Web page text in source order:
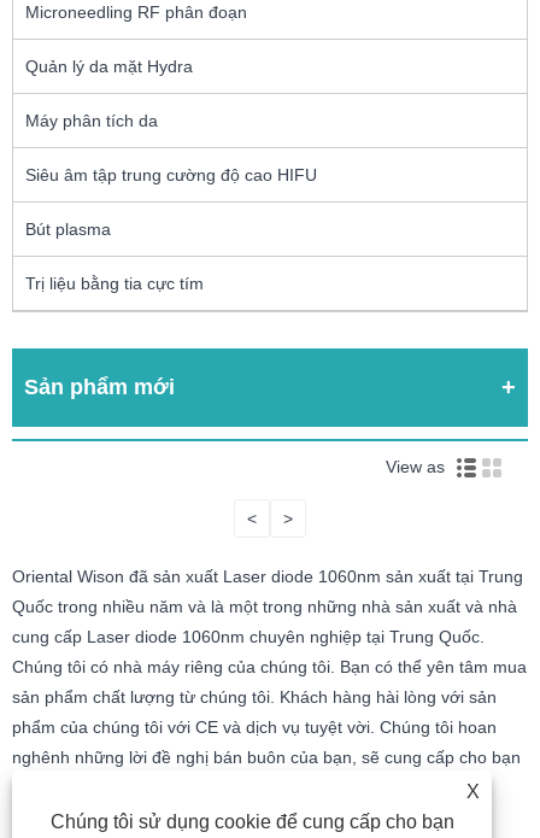
Microneedling RF phân đoạn
Quản lý da mặt Hydra
Máy phân tích da
Siêu âm tập trung cường độ cao HIFU
Bút plasma
Trị liệu bằng tia cực tím
Sản phẩm mới
View as
< >
Oriental Wison đã sản xuất Laser diode 1060nm sản xuất tại Trung
Quốc trong nhiều năm và là một trong những nhà sản xuất và nhà
cung cấp Laser diode 1060nm chuyên nghiệp tại Trung Quốc.
Chúng tôi có nhà máy riêng của chúng tôi. Bạn có thể yên tâm mua
sản phẩm chất lượng từ chúng tôi. Khách hàng hài lòng với sản
phẩm của chúng tôi với CE và dịch vụ tuyệt vời. Chúng tôi hoan
nghênh những lời đề nghị bán buôn của bạn, sẽ cung cấp cho bạn
X
Chúng tôi sử dụng cookie để cung cấp cho bạn